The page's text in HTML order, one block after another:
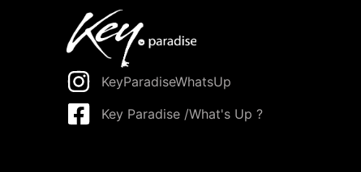
KeyParadiseWhatsUp
Key Paradise /What's Up ?